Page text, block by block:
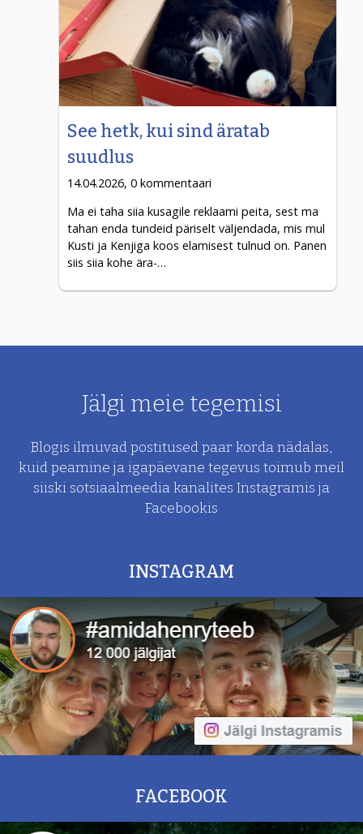
See hetk, kui sind äratab
suudlus
14.04.2026, 0 kommentaari
Ma ei taha siia kusagile reklaami peita, sest ma
tahan enda tundeid päriselt väljendada, mis mul
Kusti ja Kenjiga koos elamisest tulnud on. Panen
siis siia kohe ära-…
Jälgi meie tegemisi
Blogis ilmuvad postitused paar korda nädalas,
kuid peamine ja igapäevane tegevus toimub meil
siiski sotsiaalmeedia kanalites Instagramis ja
Facebookis
INSTAGRAM
FACEBOOK